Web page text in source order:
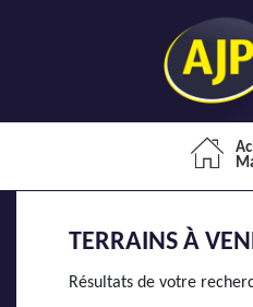
TERRAINS À
Résultats de votre